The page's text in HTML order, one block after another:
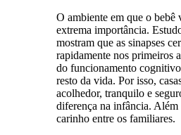
O ambiente em que o bebê
extrema importância.
mostram que as sinapses
rapidamente nos primeiros
do funcionamento
resto da vida. Por isso,
acolhedor, tranquilo e
diferença na infância. Além
carinho entre os familiares.